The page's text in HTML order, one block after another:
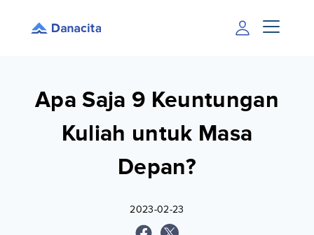
Apa Saja 9 Keuntungan
Kuliah untuk Masa
Depan?
2023-02-23